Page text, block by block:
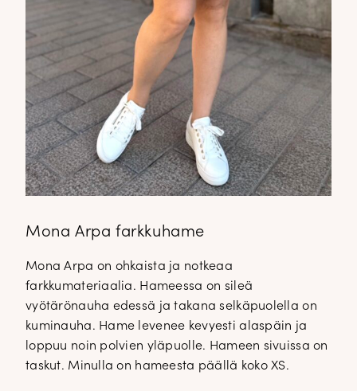
Mona Arpa farkkuhame
Mona Arpa on ohkaista ja notkeaa
farkkumateriaalia. Hameessa on sileä
vyötärönauha edessä ja takana selkäpuolella on
kuminauha. Hame levenee kevyesti alaspäin ja
loppuu noin polvien yläpuolle. Hameen sivuissa on
taskut. Minulla on hameesta päällä koko XS.